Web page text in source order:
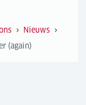
Nieuws
(again)